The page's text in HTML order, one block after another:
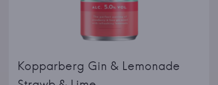
Kopparberg Gin & Lemonade